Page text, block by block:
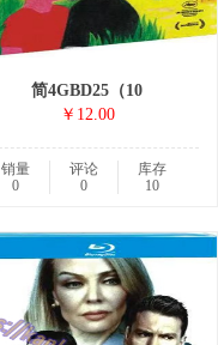
简4GBD25（10
￥12.00
销量
0
评论
0
库存
10